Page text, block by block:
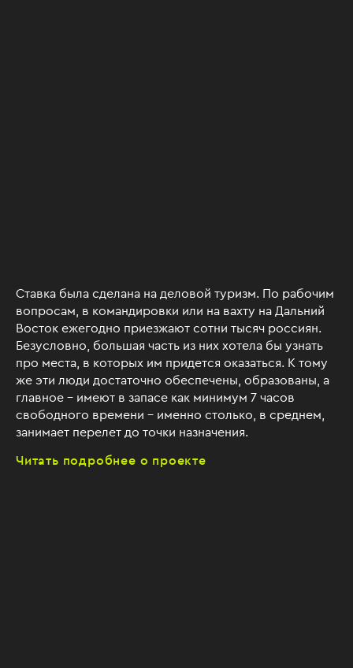
Ставка была сделана на деловой туризм. По рабочим
вопросам, в командировки или на вахту на Дальний
Восток ежегодно приезжают сотни тысяч россиян.
Безусловно, большая часть из них хотела бы узнать
про места, в которых им придется оказаться. К тому
же эти люди достаточно обеспечены, образованы, а
главное – имеют в запасе как минимум 7 часов
свободного времени – именно столько, в среднем,
занимает перелет до точки назначения.
Читать подробнее о проекте